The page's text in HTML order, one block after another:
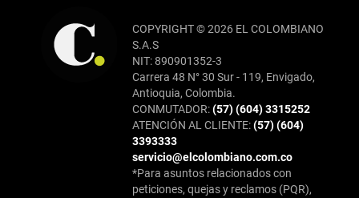
COPYRIGHT © 2026 EL COLOMBIANO
S.A.S
NIT: 890901352-3
Carrera 48 N° 30 Sur - 119, Envigado,
Antioquia, Colombia.
CONMUTADOR:(57) (604) 3315252
ATENCIÓN AL CLIENTE:(57) (604)
3393333
servicio@elcolombiano.com.co
*Para asuntos relacionados con
peticiones, quejas y reclamos (PQR),